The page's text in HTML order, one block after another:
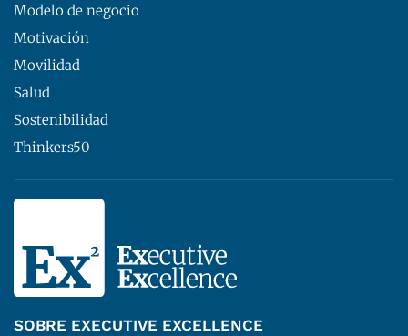
Modelo de negocio
Motivación
Movilidad
Salud
Sostenibilidad
Thinkers50
SOBRE EXECUTIVE EXCELLENCE